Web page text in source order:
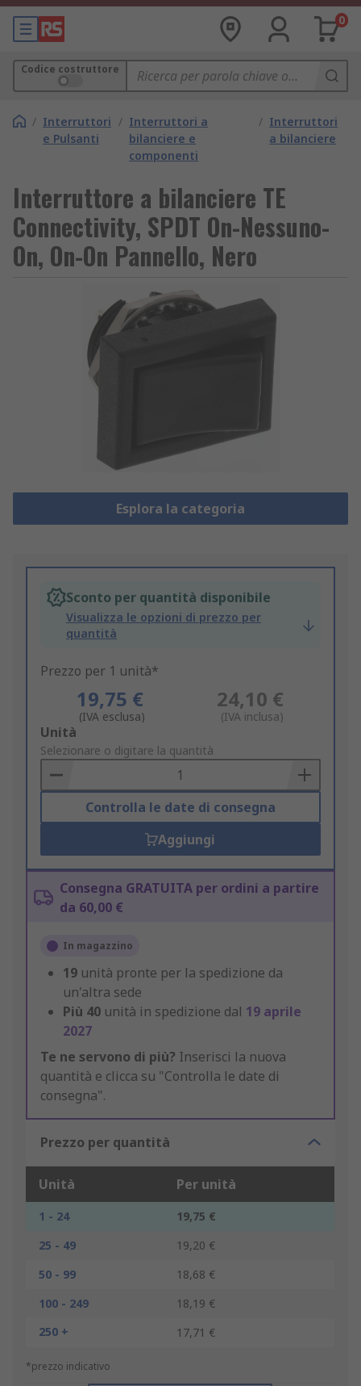
0
Codice costruttore
/ Interruttori
e Pulsanti
/ Interruttori a
bilanciere e
componenti
/ Interruttori
a bilanciere
Interruttore a bilanciere TE
Connectivity, SPDT On-Nessuno-
On, On-On Pannello, Nero
Esplora la categoria
Sconto per quantità disponibile
Visualizza le opzioni di prezzo per
quantità
Prezzo per 1 unità*
19,75 €
(IVA esclusa)
24,10 €
(IVA inclusa)
Add
to
Basket
Unità
Selezionare o digitare la quantità
Controlla le date di consegna
Aggiungi
Consegna GRATUITA per ordini a partire
da 60,00 €
In magazzino
19 unità pronte per la spedizione da
un'altra sede
Più 40 unità in spedizione dal 19 aprile
2027
Te ne servono di più? Inserisci la nuova
quantità e clicca su "Controlla le date di
consegna".
Prezzo per quantità
Unità Per unità
1 - 24
19,75 €
25 - 49
19,20 €
50 - 99
18,68 €
100 - 249
18,19 €
250 +
17,71 €
*prezzo indicativo